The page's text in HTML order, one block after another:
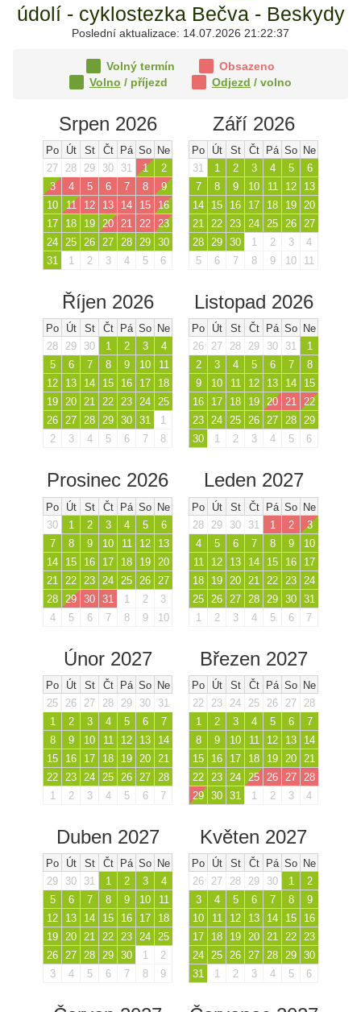
údolí - cyklostezka Bečva - Beskydy
Poslední aktualizace: 14.07.2026 21:22:37
Volný termín
Obsazeno
Volno / příjezd Odjezd / volno
Srpen 2026
Po Út St Čt Pá So Ne
27
28 29 30 31 1
2
3
4 5 6 7 8
9
10
11 12 13 14 15
16
17
18 19 20 21 22
23
24
25 26 27 28 29 30
31
1 2 3 4 5 6
Září 2026
Po Út St Čt Pá So Ne
31
1 2 3 4 5
6
7
8 9 10 11 12
13
14
15 16 17 18 19
20
21
22 23 24 25 26
27
28
29 30 1 2 3
4
5
6 7 8 9 10 11
Říjen 2026
Po Út St Čt Pá So Ne
28
29 30 1 2 3
4
5
6 7 8 9 10
11
12
13 14 15 16 17
18
19 20 21 22 23 24 25
26 27 28 29 30 31
1
2
3 4 5 6 7 8
Listopad 2026
Po Út St Čt Pá So Ne
26
27 28 29 30 31
1
2
3 4 5 6 7
8
9
10 11 12 13 14
15
16
17 18 19 20 21 22
23 24 25 26 27 28 29
30
1 2 3 4 5 6
Prosinec 2026
Po Út St Čt Pá So Ne
30
1 2 3 4 5
6
7
8 9 10 11 12
13
14
15 16 17 18 19
20
21
22 23 24 25 26
27
28
29 30 31 1 2
3
4
5 6 7 8 9 10
Leden 2027
Po Út St Čt Pá So Ne
28
29 30 31 1 2
3
4
5 6 7 8 9
10
11
12 13 14 15 16
17
18
19 20 21 22 23
24
25
26 27 28 29 30 31
1
2 3 4 5 6 7
Únor 2027
Po Út St Čt Pá So Ne
25
26 27 28 29 30
31
1
2 3 4 5 6
7
8
9 10 11 12 13
14
15
16 17 18 19 20
21
22
23 24 25 26 27
28
1
2 3 4 5 6 7
Březen 2027
Po Út St Čt Pá So Ne
22
23 24 25 26 27
28
1
2 3 4 5 6
7
8
9 10 11 12 13
14
15
16 17 18 19 20
21
22
23 24 25 26 27
28
29 30 31 1 2 3 4
Duben 2027
Po Út St Čt Pá So Ne
29
30 31 1 2 3
4
5
6 7 8 9 10
11
12
13 14 15 16 17
18
19 20 21 22 23 24 25
26 27 28 29 30 1
2
3
4 5 6 7 8 9
Květen 2027
Po Út St Čt Pá So Ne
26
27 28 29 30 1
2
3
4 5 6 7 8
9
10
11 12 13 14 15
16
17
18 19 20 21 22 23
24 25 26 27 28 29 30
31
1 2 3 4 5 6